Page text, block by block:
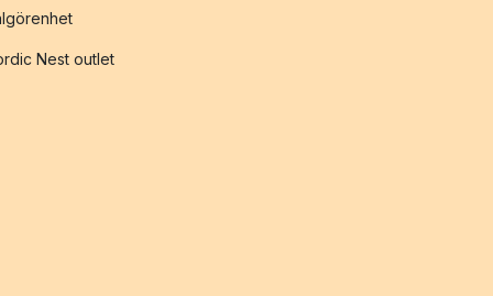
Nest outlet